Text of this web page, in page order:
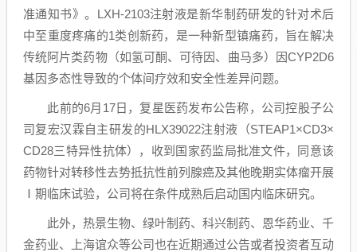
准通知书》。LXH-2103注射液是新华制药研发的针对术后
中至重度疼痛的1类创新药，是一种新型镇痛药，旨在解决
传统阿片类药物（如氢可酮、可待因、曲马多）因CYP2D6
基因多态性导致的个体间疗效和安全性差异问题。
此前的6月17日， 复星医药发布公告称，公司控股子公
司复宏汉霖自主研发的HLX39022注射液（STEAP1×CD3×
CD28三特异性抗体），收到国家药监局批准文件，同意该
药物针对转移性去势抵抗性前列腺癌及其他晚期实体瘤开展
Ⅰ期临床试验，公司将在条件成熟后启动国内临床研究。
此外， 热景生物、 绿叶制药、 科兴制药、 恩华药业、 千
金药业、 上海谊众等公司也在近期通过公告或者投资者互动